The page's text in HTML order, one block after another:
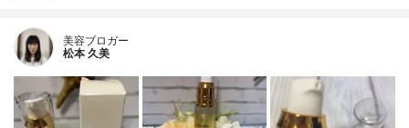
美容ブロガー
松本 久美